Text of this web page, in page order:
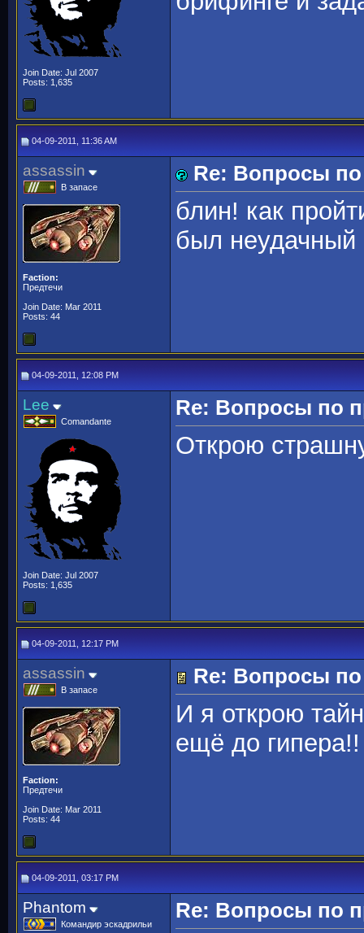
Join Date: Jul 2007
Posts: 1,635
04-09-2011, 11:36 AM
assassin
В запасе
Faction:
Предтечи
Join Date: Mar 2011
Posts: 44
Re: Вопросы
блин! как
был неудачный
04-09-2011, 12:08 PM
Lee
Comandante
Join Date: Jul 2007
Posts: 1,635
Re: Вопросы по
Открою
04-09-2011, 12:17 PM
assassin
В запасе
Faction:
Предтечи
Join Date: Mar 2011
Posts: 44
Re: Вопросы
И я открою
ещё до
04-09-2011, 03:17 PM
Phantom
Командир эскадрильи
Re: Вопросы по